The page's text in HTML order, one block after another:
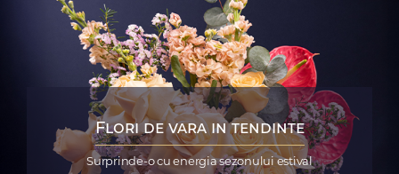
Flori de vara in tendinte
Surprinde-o cu energia sezonului estival